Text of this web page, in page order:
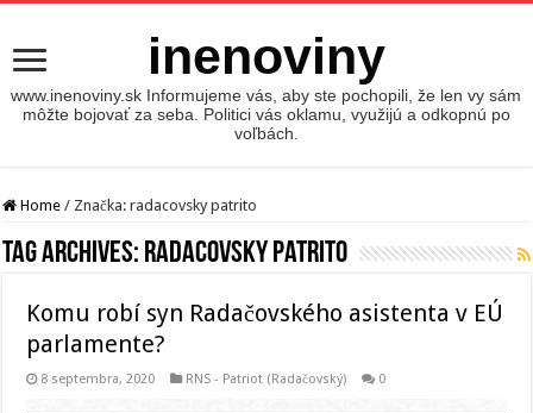
inenoviny
www.inenoviny.sk Informujeme vás, aby ste pochopili, že len vy sám
môžte bojovať za seba. Politici vás oklamu, využijú a odkopnú po
voľbách.
Home / Značka:radacovsky patrito
Tag Archives: radacovsky patrito
Komu robí syn Radačovského asistenta v EÚ
parlamente?
8 septembra, 2020 RNS - Patriot (Radačovský) 0